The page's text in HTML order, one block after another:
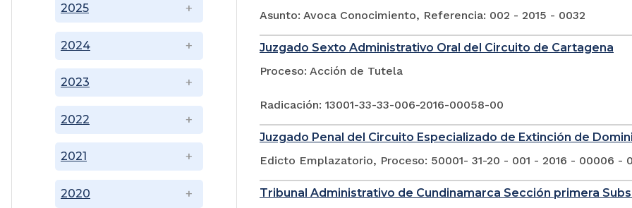
2020
2021
2022
2023
2024
2025
Asunto: Avoca Conocimiento, Referencia: 002 - 2015 - 0032
Juzgado Sexto Administrativo Oral del Circuito de Cartagena
Proceso: Acción de Tutela
Radicación: 13001-33-33-006-2016-00058-00
Juzgado Penal del Circuito Especializado de Extinción de
Edicto Emplazatorio, Proceso: 50001- 31-20 - 001 - 2016 - 00006 -
Tribunal Administrativo de Cundinamarca Sección primera